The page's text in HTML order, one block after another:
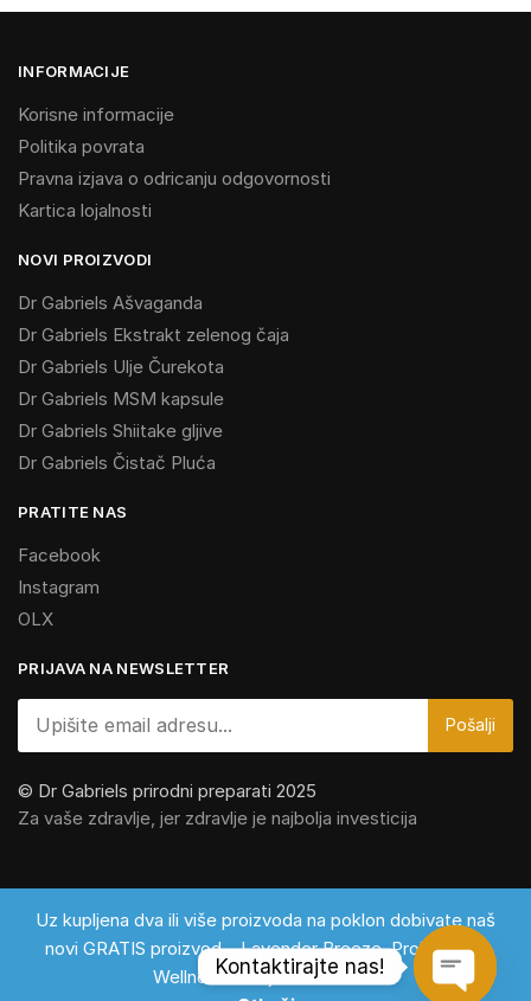
Dodaj u korpu
INFORMACIJE
Korisne informacije
Politika povrata
Pravna izjava o odricanju odgovornosti
Kartica lojalnosti
NOVI PROIZVODI
Dr Gabriels Ašvaganda
Dr Gabriels Ekstrakt zelenog čaja
Dr Gabriels Ulje Čurekota
Dr Gabriels MSM kapsule
Dr Gabriels Shiitake gljive
Dr Gabriels Čistač Pluća
PRATITE NAS
Facebook
Instagram
OLX
PRIJAVA NA NEWSLETTER
© Dr Gabriels prirodni preparati 2025
Za vaše zdravlje, jer zdravlje je najbolja investicija
Uz kupljena dva ili više proizvoda na poklon dobivate naš
novi GRATIS proizvod – Lavender Breeze. Proizvod za
Wellness i osvježivač zraka!
Kontaktirajte nas!